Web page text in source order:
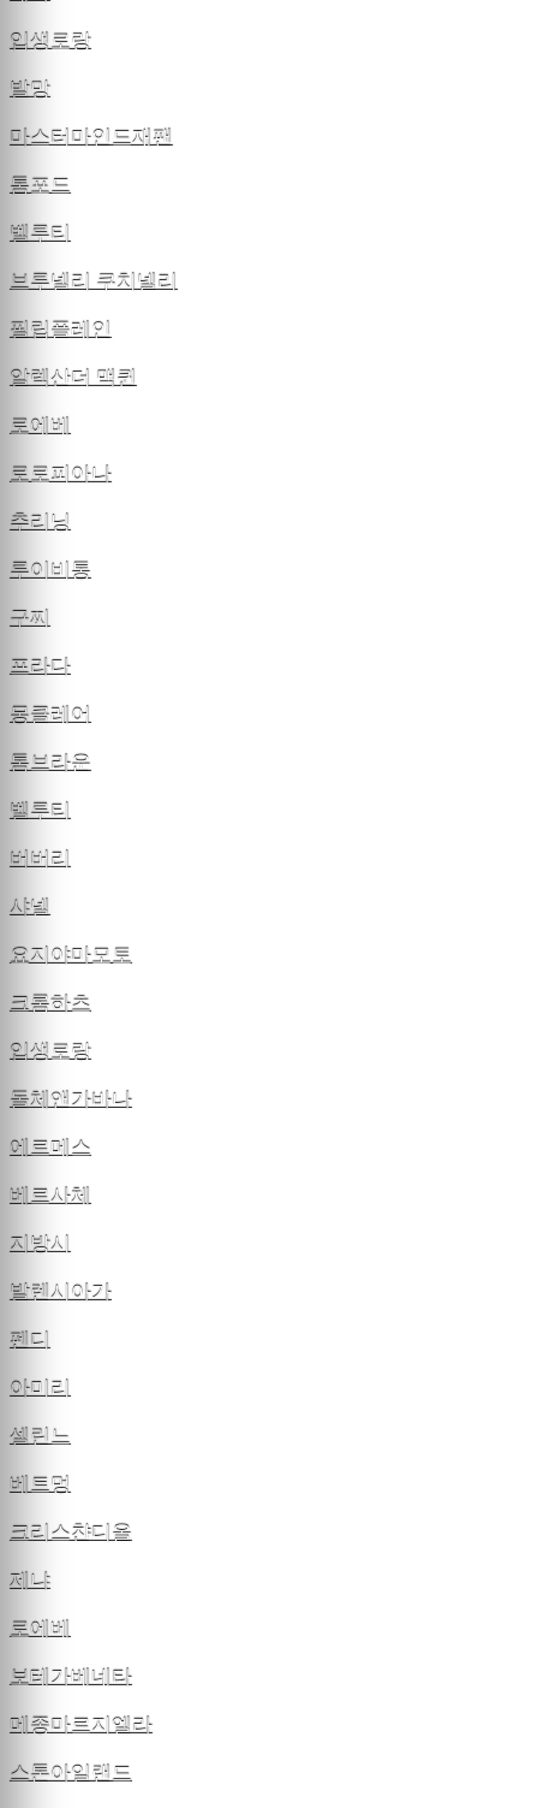
입생로랑
발망
마스터마인드재팬
톰포드
벨루티
브루넬리 쿠치넬리
필립플레인
알렉산더 맥퀸
로에베
로로피아나
추리닝
루이비통
구찌
프라다
몽클레어
톰브라운
벨루티
버버리
샤넬
요지야마모토
크롬하츠
입생로랑
돌체앤가바나
에르메스
베르사체
지방시
발렌시아가
펜디
아미리
셀린느
베트멍
크리스챤디올
제냐
로에베
보테가베네타
메종마르지엘라
스톤아일랜드